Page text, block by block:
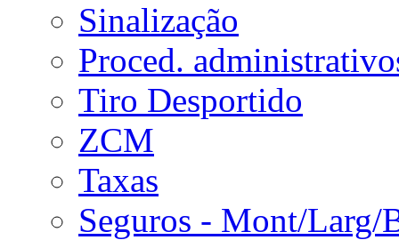
Sinalização
Proced.
Tiro Desportido
ZCM
Taxas
Seguros - Mont/Larg/